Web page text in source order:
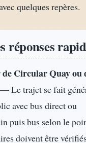
quelques repères.
réponses
Circular Quay ou
— Le trajet se fait
avec bus direct ou
puis bus selon le
doivent être